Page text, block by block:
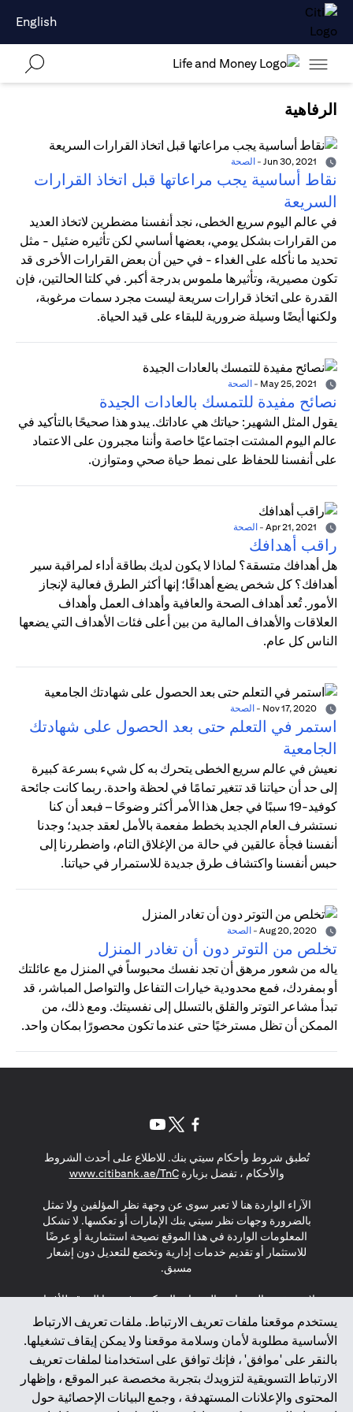
English
الرفاهية
- الصحة
نقاط أساسية يجب مراعاتها قبل اتخاذ القرارات
السريعة
في عالم اليوم سريع الخطى، نجد أنفسنا مضطرين لاتخاذ العديد
من القرارات بشكل يومي، بعضها أساسي لكن تأثيره ضئيل - مثل
تحديد ما نأكله على الغداء - في حين أن بعض القرارات الأخرى قد
تكون مصيرية، وتأثيرها ملموس بدرجة أكبر. في كلتا الحالتين، فإن
القدرة على اتخاذ قرارات سريعة ليست مجرد سمات مرغوبة،
ولكنها أيضًا وسيلة ضرورية للبقاء على قيد الحياة.
- الصحة
نصائح مفيدة للتمسك بالعادات الجيدة
يقول المثل الشهير: حياتك هي عاداتك. يبدو هذا صحيحًا بالتأكيد في
عالم اليوم المشتت اجتماعيًا خاصة وأننا مجبرون على الاعتماد
على أنفسنا للحفاظ على نمط حياة صحي ومتوازن.
- الصحة
راقب أهدافك
هل أهدافك متسقة؟ لماذا لا يكون لديك بطاقة أداء لمراقبة سير
أهدافك؟ كل شخص يضع أهدافًا؛ إنها أكثر الطرق فعالية لإنجاز
الأمور. تُعد أهداف الصحة والعافية وأهداف العمل وأهداف
العلاقات والأهداف المالية من بين أعلى فئات الأهداف التي يضعها
الناس كل عام.
- الصحة
استمر في التعلم حتى بعد الحصول على شهادتك
الجامعية
نعيش في عالم سريع الخطى يتحرك به كل شيء بسرعة كبيرة
إلى حد أن حياتنا قد تتغير تمامًا في لحظة واحدة. ربما كانت جائحة
كوفيد-19 سببًا في جعل هذا الأمر أكثر وضوحًا – فبعد أن كنا
نستشرف العام الجديد بخطط مفعمة بالأمل لعقد جديد؛ وجدنا
أنفسنا فجأة عالقين في حالة من الإغلاق التام، واضطررنا إلى
حبس أنفسنا واكتشاف طرق جديدة للاستمرار في حياتنا.
- الصحة
تخلص من التوتر دون أن تغادر المنزل
ياله من شعور مرهق أن تجد نفسك محبوساً في المنزل مع عائلتك
أو بمفردك، فمع محدودية خيارات التفاعل والتواصل المباشر، قد
تبدأ مشاعر التوتر والقلق بالتسلل إلى نفسيتك. ومع ذلك، من
الممكن أن تظل مسترخيًا حتى عندما تكون محصورًا بمكان واحد.
يستخدم موقعنا ملفات تعريف الارتباط. ملفات تعريف الارتباط
الأساسية مطلوبة لأمان وسلامة موقعنا ولا يمكن إيقاف تشغيلها.
بالنقر على 'موافق' ، فإنك توافق على استخدامنا لملفات تعريف
الارتباط التسويقية لتزويدك بتجربة مخصصة عبر الموقع ، وإظهار
المحتوى والإعلانات المستهدفة ، وجمع البيانات الإحصائية حول
تُطبق شروط وأحكام سيتي بنك. للاطلاع على أحدث الشروط
والأحكام ، تفضل بزيارةwww.citibank.ae/TnC
(opens in a new tab)
الآراء الواردة هنا لا تعبر سوى عن وجهة نظر المؤلفين ولا تمثل
بالضرورة وجهات نظر سيتي بنك الإمارات أو تعكسها. لا تشكل
المعلومات الواردة في هذا الموقع نصيحة استثمارية أو عرضًا
للاستثمار أو تقديم خدمات إدارية وتخضع للتعديل دون إشعار
مسبق.
لا يتم تقديم المنتجات والخدمات المذكورة في هذا الموقع للأفراد
المقيمين في الاتحاد الأوروبي أو المنطقة الاقتصادية الأوروبية أو
سويسرا أو غيرنسي أو جيرسي أو موناكو أو سان مارينو أو
الفاتيكان أو جزيرة مان أو المملكة المتحدة أو خصوصية البيانات
(لائحة حماية البيانات العامة \ قانون حماية البيانات الشخصية
العامة \ قانون خصوصية نيوزيلندا). المحتوى الموجود في هذه
الصفحة ليس ولا ينبغي تفسيره على أنه عرض أو دعوة أو دعوة